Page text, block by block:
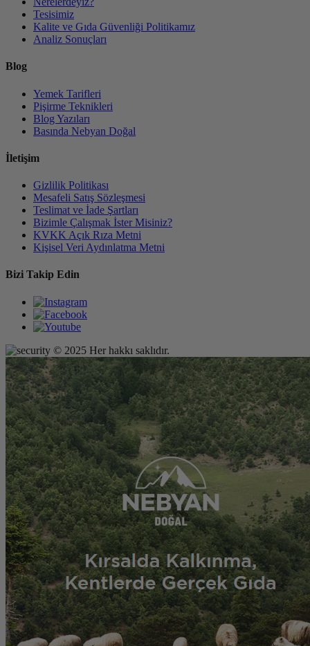
Tesisimiz
Kalite ve Gıda Güvenliği Politikamız
Analiz Sonuçları
Blog
Yemek Tarifleri
Pişirme Teknikleri
Blog Yazıları
Basında Nebyan Doğal
İletişim
Gizlilik Politikası
Mesafeli Satış Sözleşmesi
Teslimat ve İade Şartları
Bizimle Çalışmak İster Misiniz?
KVKK Açık Rıza Metni
Kişisel Veri Aydınlatma Metni
Bizi Takip Edin
© 2025 Her hakkı saklıdır.